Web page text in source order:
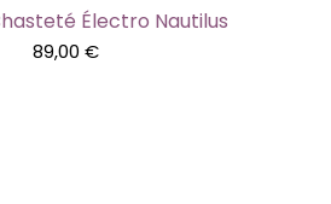
Électro Nautilus
89,00 €